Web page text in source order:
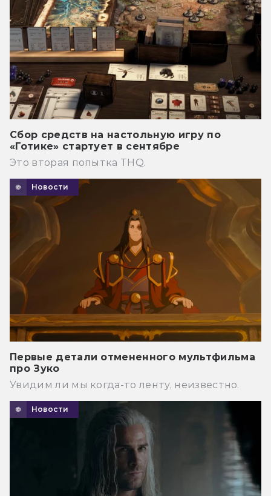
Сбор средств на настольную игру по
«Готике» стартует в сентябре
Это вторая попытка THQ.
Новости
Первые детали отмененного мультфильма
про Зуко
Увидим ли мы когда-то ленту, неизвестно.
Новости